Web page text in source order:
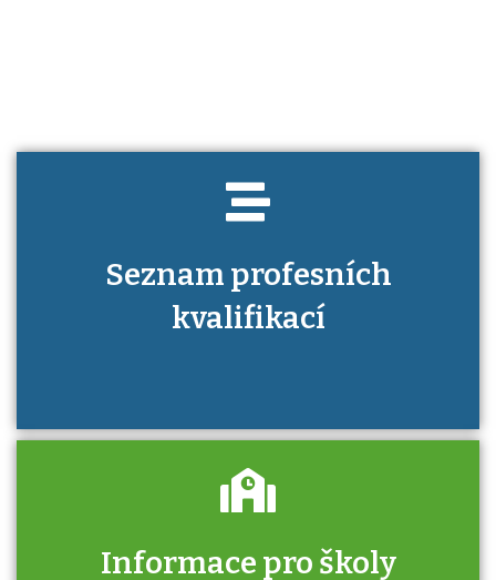
Seznam profesních
kvalifikací
Informace pro školy